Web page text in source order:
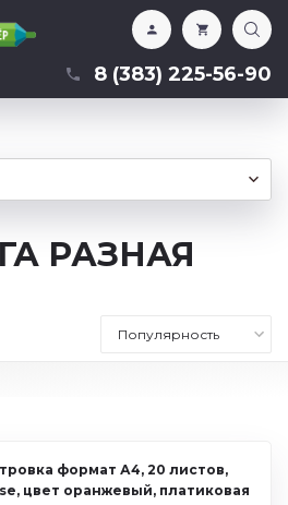
8 (383) 225-56-90
РАЗНАЯ
формат А4, 20 листов,
цвет оранжевый, платиковая